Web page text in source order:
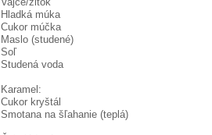
Hladká múka
Cukor múčka
Maslo (studené)
Soľ
Studená voda
Karamel:
Cukor kryštál
Smotana na šľahanie (teplá)